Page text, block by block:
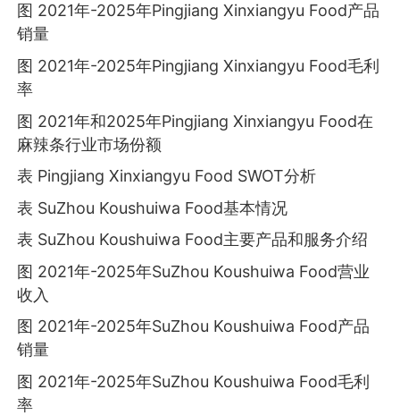
图 2021年-2025年Pingjiang Xinxiangyu Food产品
销量
图 2021年-2025年Pingjiang Xinxiangyu Food毛利
率
图 2021年和2025年Pingjiang Xinxiangyu Food在
麻辣条行业市场份额
表 Pingjiang Xinxiangyu Food SWOT分析
表 SuZhou Koushuiwa Food基本情况
表 SuZhou Koushuiwa Food主要产品和服务介绍
图 2021年-2025年SuZhou Koushuiwa Food营业
收入
图 2021年-2025年SuZhou Koushuiwa Food产品
销量
图 2021年-2025年SuZhou Koushuiwa Food毛利
率